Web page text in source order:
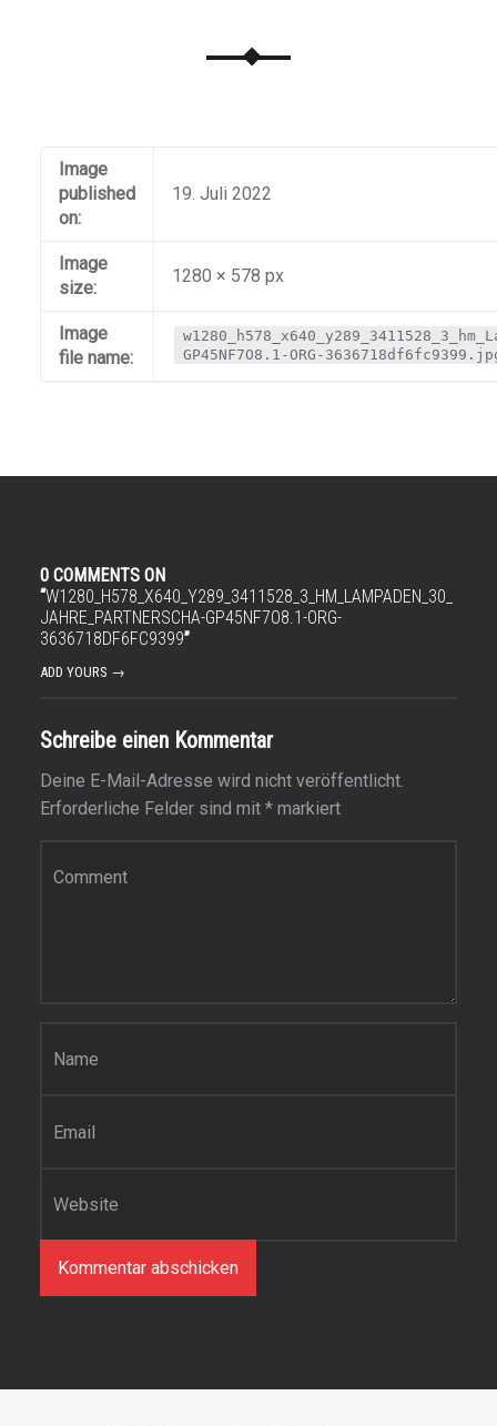
Image
published
on:
19. Juli 2022
Image
size:
1280 × 578 px
Image
file name:
GP45NF7O8.1-ORG-
0 COMMENTS ON
“W1280_H578_X640_Y289_3411528_3_HM_LAMPADEN_30_
JAHRE_PARTNERSCHA-GP45NF7O8.1-ORG-
3636718DF6FC9399”
ADD YOURS →
Schreibe einen Kommentar
Deine E-Mail-Adresse wird nicht veröffentlicht.
Erforderliche Felder sind mit *markiert